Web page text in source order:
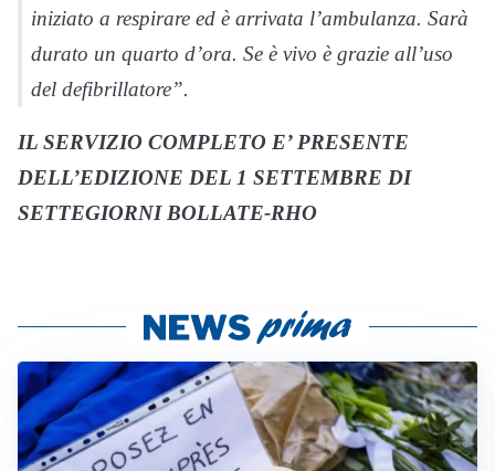
iniziato a respirare ed è arrivata l’ambulanza. Sarà
durato un quarto d’ora. Se è vivo è grazie all’uso
del defibrillatore”.
IL SERVIZIO COMPLETO E’ PRESENTE
DELL’EDIZIONE DEL 1 SETTEMBRE DI
SETTEGIORNI BOLLATE-RHO